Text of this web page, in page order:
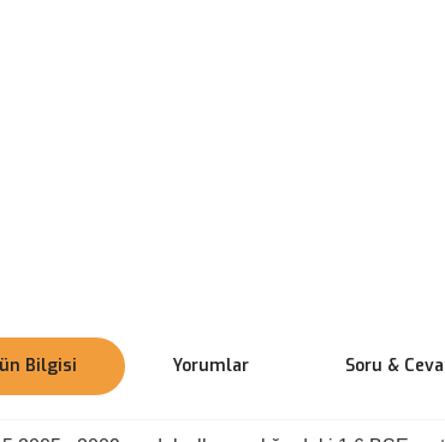
Bilgisi Yorumlar Soru &